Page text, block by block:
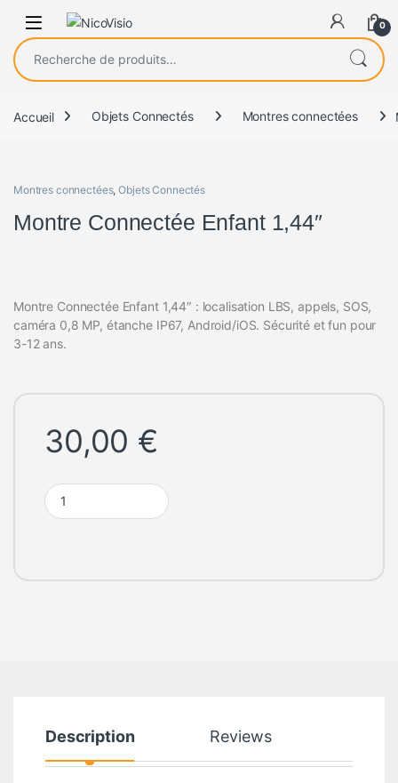
0
Recherche pour :
Accueil Objets Connectés Montres connectées
Montres connectées,Objets Connectés
Montre Connectée Enfant 1,44″
Montre Connectée Enfant 1,44″ : localisation LBS, appels, SOS,
caméra 0,8 MP, étanche IP67, Android/iOS. Sécurité et fun pour
3-12 ans.
30,00 €
Montre Connectée Enfant 1,44" quantity
Description Reviews